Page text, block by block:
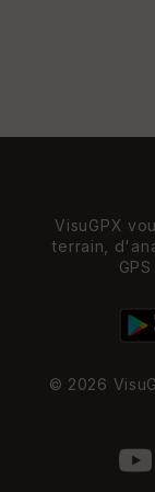
VisuGPX
terrain,
© 2026